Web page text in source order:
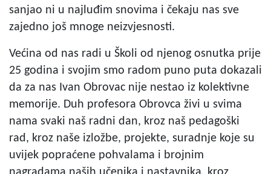
sanjao ni u najluđim snovima i čekaju nas sve
zajedno još mnoge neizvjesnosti.
Većina od nas radi u Školi od njenog osnutka prije
25 godina i svojim smo radom puno puta dokazali
da za nas Ivan Obrovac nije nestao iz kolektivne
memorije. Duh profesora Obrovca živi u svima
nama svaki naš radni dan, kroz naš pedagoški
rad, kroz naše izložbe, projekte, suradnje koje su
uvijek popraćene pohvalama i brojnim